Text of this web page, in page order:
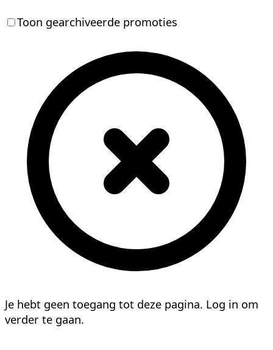
Toon gearchiveerde promoties
Je hebt geen toegang tot deze pagina. Log in om
verder te gaan.